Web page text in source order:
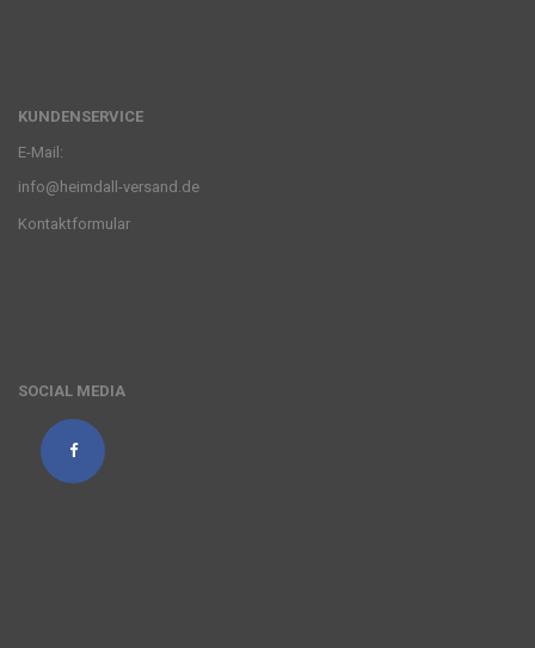
KUNDENSERVICE
E-Mail:
info@heimdall-versand.de
Kontaktformular
SOCIAL MEDIA